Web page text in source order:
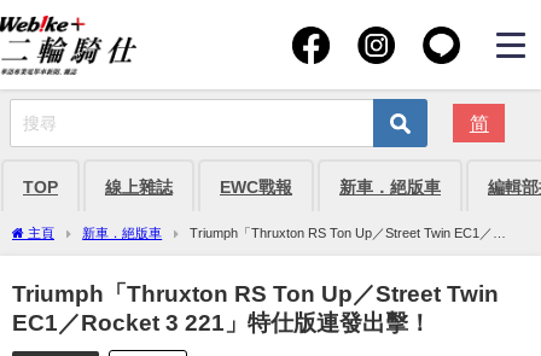
简
TOP 線上雜誌 EWC戰報 新車．絕版車 編輯
主頁 新車．絕版車
Triumph「Thruxton RS Ton Up／Street Twin EC1／
Rocket 3 221」特仕版連發出擊！
Triumph「Thruxton RS Ton Up／Street Twin
EC1／Rocket 3 221」特仕版連發出擊！